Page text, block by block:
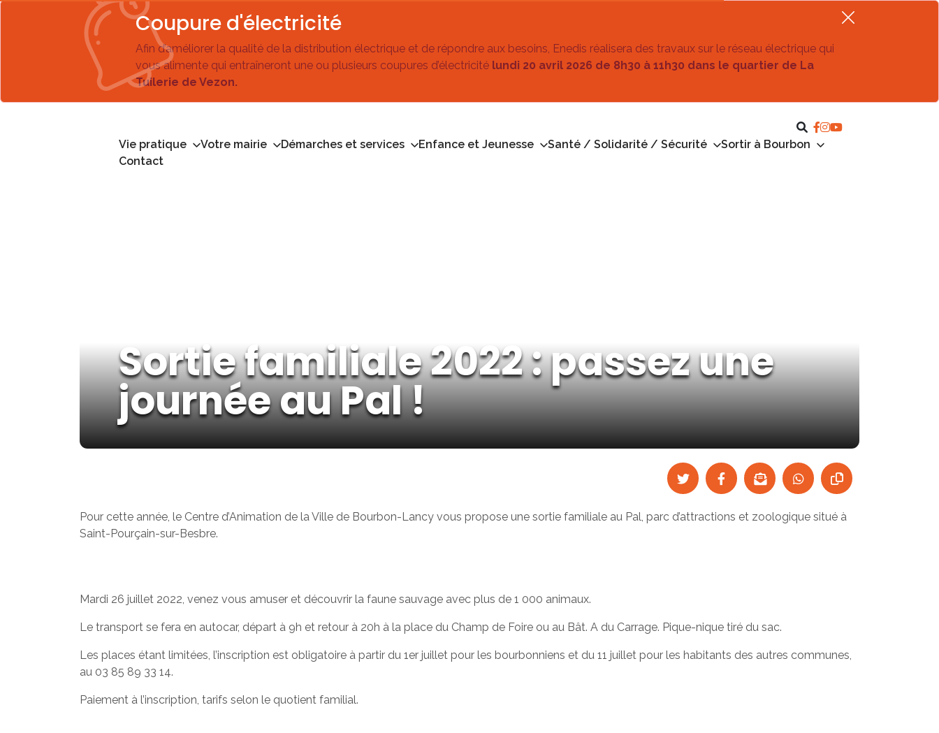
Coupure d'électricité
Afin d’améliorer la qualité de la distribution électrique et de répondre aux besoins, Enedis réalisera des travaux sur le réseau électrique qui
vous alimente qui entraîneront une ou plusieurs coupures d’électricité lundi 20 avril 2026 de 8h30 à 11h30 dans le quartier de La
Tuilerie de Vezon.
Vie pratique Votre mairie Démarches et services Enfance et Jeunesse Santé / Solidarité / Sécurité
Sortir à Bourbon
Contact
Sortie familiale 2022 : passez une
journée au Pal !
Pour cette année, le Centre d’Animation de la Ville de Bourbon-Lancy vous propose une sortie familiale au Pal, parc d’attractions et zoologique situé à
Saint-Pourçain-sur-Besbre.
Mardi 26 juillet 2022, venez vous amuser et découvrir la faune sauvage avec plus de 1 000 animaux.
Le transport se fera en autocar, départ à 9h et retour à 20h à la place du Champ de Foire ou au Bât. A du Carrage. Pique-nique tiré du sac.
Les places étant limitées, l’inscription est obligatoire à partir du 1er juillet pour les bourbonniens et du 11 juillet pour les habitants des autres communes,
au 03 85 89 33 14.
Paiement à l’inscription, tarifs selon le quotient familial.